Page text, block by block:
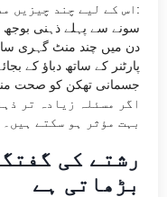
اس کے لیے چند چیزیں مدد دیتی ہیں:
سونے سے پہلے ذہنی بوجھ
دن میں چند منٹ گہری
پارٹنر کے ساتھ دباؤ کے
جسمانی تھکن کو صحت
اگر مسئلہ زیادہ تر
بہت مؤثر ہو سکتے ہیں۔
رشتے کی
بڑھاتی ہے